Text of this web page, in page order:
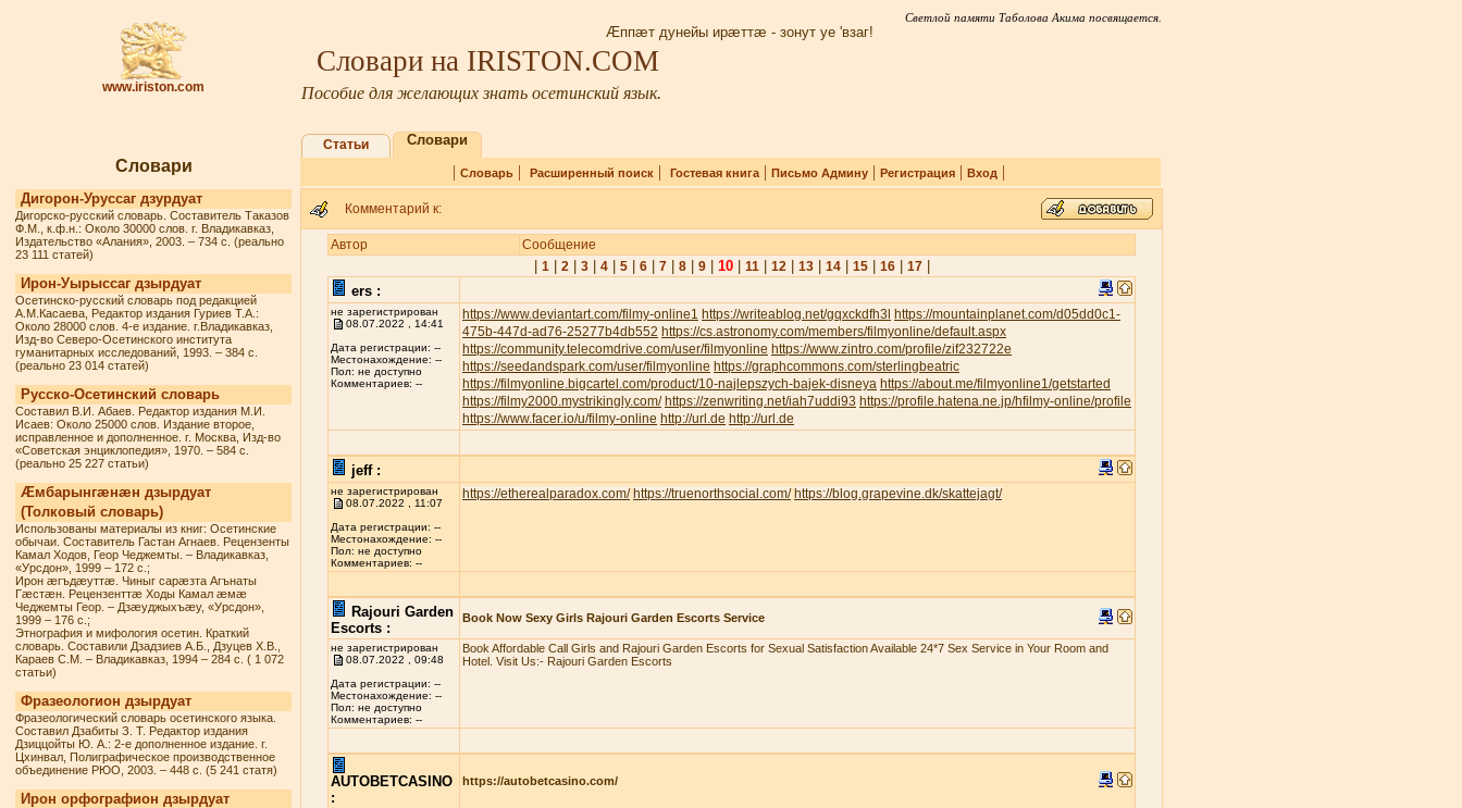
www.iriston.com
Светлой памяти Таболова Акима посвящается.
Æппæт дунейы ирæттæ - зонут уе 'взаг!
Словари на IRISTON.COM
Пособие для желающих знать осетинский язык.
Словари
Дигорон-Уруссаг дзурдуат
Дигорско-русский словарь. Составитель Таказов
Ф.М., к.ф.н.: Около 30000 слов. г. Владикавказ,
Издательство «Алания», 2003. – 734 с. (реально
23 111 статей)
Ирон-Уырыссаг дзырдуат
Осетинско-русский словарь под редакцией
А.М.Касаева, Редактор издания Гуриев Т.А.:
Около 28000 слов. 4-е издание. г.Владикавказ,
Изд-во Северо-Осетинского института
гуманитарных исследований, 1993. – 384 с.
(реально 23 014 статей)
Русско-Осетинский словарь
Составил В.И. Абаев. Редактор издания М.И.
Исаев: Около 25000 слов. Издание второе,
исправленное и дополненное. г. Москва, Изд-во
«Советская энциклопедия», 1970. – 584 с.
(реально 25 227 статьи)
Æмбарынгæнæн дзырдуат
(Толковый словарь)
Использованы материалы из книг: Осетинские
обычаи. Составитель Гастан Агнаев. Рецензенты
Камал Ходов, Геор Чеджемты. – Владикавказ,
«Урсдон», 1999 – 172 с.;
Ирон æгъдæуттæ. Чиныг сарæзта Агънаты
Гæстæн. Рецензенттæ Ходы Камал æмæ
Чеджемты Геор. – Дзæуджыхъæу, «Урсдон»,
1999 – 176 с.;
Этнография и мифология осетин. Краткий
словарь. Составили Дзадзиев А.Б., Дзуцев Х.В.,
Караев С.М. – Владикавказ, 1994 – 284 с. ( 1 072
статьи)
Фразеологион дзырдуат
Фразеологический словарь осетинского языка.
Составил Дзабиты З. Т. Редактор издания
Дзиццойты Ю. А.: 2-е дополненное издание. г.
Цхинвал, Полиграфическое производственное
объединение РЮО, 2003. – 448 с. (5 241 статя)
Ирон орфографион дзырдуат
Статьи Словари
| Словарь| Расширенный поиск| Гостевая книга| Письмо Админу| Регистрация| Вход |
Комментарий к:
Автор Сообщение
1| 2| 3| 4| 5| 6| 7| 8| 9| 10| 11| 12| 13| 14| 15| 16| 17|
ers :
не зарегистрирован
08.07.2022 , 14:41
Дата регистрации: --
Местонахождение: --
Пол: не доступно
Комментариев: --
https://www.deviantart.com/filmy-online1 https://writeablog.net/gqxckdfh3l
https://mountainplanet.com/d05dd0c1-
475b-447d-ad76-25277b4db552 https://cs.astronomy.com/members/filmyonline/default.aspx
https://community.telecomdrive.com/user/filmyonline https://www.zintro.com/profile/zif232722e
https://seedandspark.com/user/filmyonline https://graphcommons.com/sterlingbeatric
https://filmyonline.bigcartel.com/product/10-najlepszych-bajek-disneya https://about.me/filmyonline1/getstarted
https://filmy2000.mystrikingly.com/ https://zenwriting.net/iah7uddi93 https://profile.hatena.ne.jp/hfilmy-online/profile
https://www.facer.io/u/filmy-online http://url.de http://url.de
jeff :
не зарегистрирован
08.07.2022 , 11:07
Дата регистрации: --
Местонахождение: --
Пол: не доступно
Комментариев: --
https://etherealparadox.com/ https://truenorthsocial.com/ https://blog.grapevine.dk/skattejagt/
Rajouri Garden
Escorts :
Book Now Sexy Girls Rajouri Garden Escorts Service
не зарегистрирован
08.07.2022 , 09:48
Дата регистрации: --
Местонахождение: --
Пол: не доступно
Комментариев: --
Book Affordable Call Girls and Rajouri Garden Escorts for Sexual Satisfaction Available 24*7 Sex Service in Your Room and
Hotel. Visit Us:- Rajouri Garden Escorts
AUTOBETCASINO
:
https://autobetcasino.com/